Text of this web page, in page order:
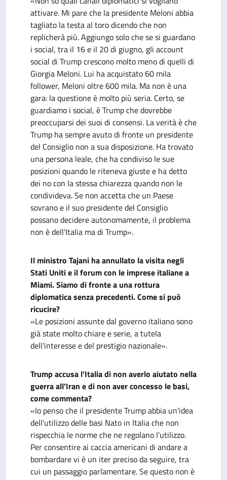
attivare. Mi pare che la presidente Meloni abbia
tagliato la testa al toro dicendo che non
replicherà più. Aggiungo solo che se si guardano
i social, tra il 16 e il 20 di giugno, gli account
social di Trump crescono molto meno di quelli di
Giorgia Meloni. Lui ha acquistato 60 mila
follower, Meloni oltre 600 mila. Ma non è una
gara: la questione è molto più seria. Certo, se
guardiamo i social, è Trump che dovrebbe
preoccuparsi dei suoi di consensi. La verità è che
Trump ha sempre avuto di fronte un presidente
del Consiglio non a sua disposizione. Ha trovato
una persona leale, che ha condiviso le sue
posizioni quando le riteneva giuste e ha detto
dei no con la stessa chiarezza quando non le
condivideva. Se non accetta che un Paese
sovrano e il suo presidente del Consiglio
possano decidere autonomamente, il problema
non è dell'Italia ma di Trump».
Il ministro Tajani ha annullato la visita negli
Stati Uniti e il forum con le imprese italiane a
Miami. Siamo di fronte a una rottura
diplomatica senza precedenti. Come si può
ricucire?
«Le posizioni assunte dal governo italiano sono
già state molto chiare e serie, a tutela
dell'interesse e del prestigio nazionale».
Trump accusa l'Italia di non averlo aiutato nella
guerra all'Iran e di non aver concesso le basi,
come commenta?
«Io penso che il presidente Trump abbia un'idea
dell'utilizzo delle basi Nato in Italia che non
rispecchia le norme che ne regolano l'utilizzo.
Per consentire ai caccia americani di andare a
bombardare vi è un iter preciso da seguire, tra
cui un passaggio parlamentare. Se questo non è